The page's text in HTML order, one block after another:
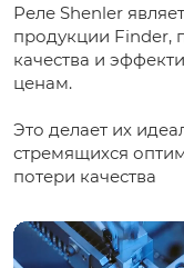
Реле Shenler
продукции Finder,
качества и
ценам.
Это делает их
стремящихся
потери качества